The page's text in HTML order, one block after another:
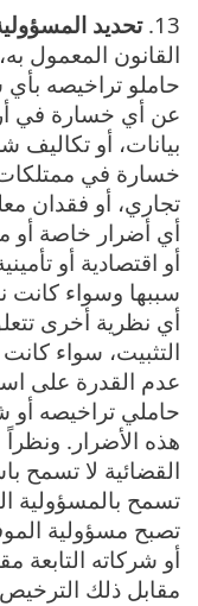
13. تحديد
القانون المعمول
حاملو تراخيصه
عن أي خسارة في
بيانات، أو تكاليف
خسارة في
تجاري، أو فقدان
أي أضرار خاصة أو
أو اقتصادية أو
سببها وسواء كانت
أي نظرية أخرى
التثبيت، سواء
عدم القدرة على
حاملي تراخيصه أو
هذه الأضرار.
القضائية لا تسمح
تسمح بالمسؤولية
تصبح مسؤولية
أو شركاته التابعة
مقابل ذلك